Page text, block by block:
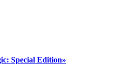
Special Edition»